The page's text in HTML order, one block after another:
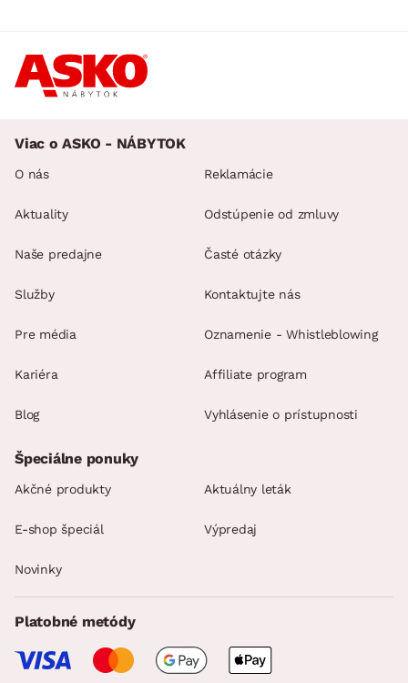
Viac o ASKO - NÁBYTOK
O nás
Aktuality
Naše predajne
Služby
Pre média
Kariéra
Blog
Reklamácie
Odstúpenie od zmluvy
Časté otázky
Kontaktujte nás
Oznamenie - Whistleblowing
Affiliate program
Vyhlásenie o prístupnosti
Špeciálne ponuky
Akčné produkty Aktuálny leták
E-shop špeciál Výpredaj
Novinky
Platobné metódy